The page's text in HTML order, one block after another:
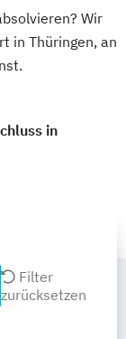
Wir
in Thüringen, an
in
Filter
zurücksetzen